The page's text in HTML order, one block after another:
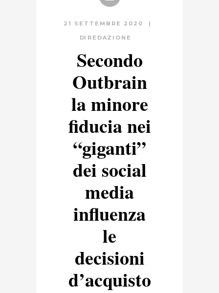
21 SETTEMBRE 2020
DI REDAZIONE
Secondo
Outbrain
la minore
fiducia nei
“giganti”
dei social
media
influenza
le
decisioni
d’acquisto